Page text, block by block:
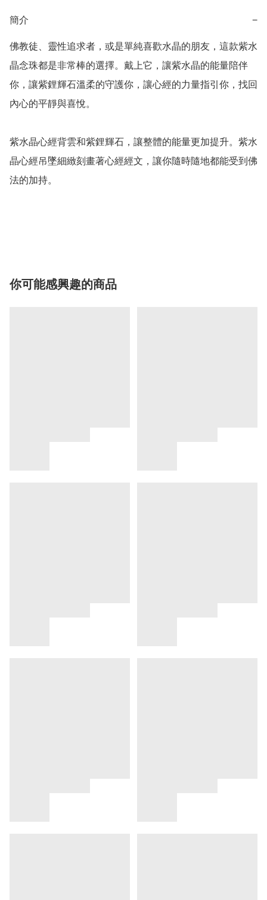
簡介 −
佛教徒、靈性追求者，或是單純喜歡水晶的朋友，這款紫水
晶念珠都是非常棒的選擇。戴上它，讓紫水晶的能量陪伴
你，讓紫鋰輝石溫柔的守護你，讓心經的力量指引你，找回
內心的平靜與喜悅。
紫水晶心經背雲和紫鋰輝石，讓整體的能量更加提升。紫水
晶心經吊墜細緻刻畫著心經經文，讓你隨時隨地都能受到佛
法的加持。
你可能感興趣的商品